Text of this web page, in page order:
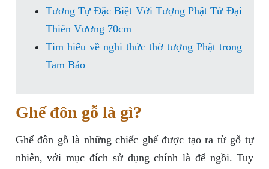
Tương Tự Đặc Biệt Với Tượng Phật Tứ Đại
Thiên Vương 70cm
Tìm hiểu về nghi thức thờ tượng Phật trong
Tam Bảo
Ghế đôn gỗ là gì?
Ghế đôn gỗ là những chiếc ghế được tạo ra từ gỗ tự
nhiên, với mục đích sử dụng chính là để ngồi. Tuy